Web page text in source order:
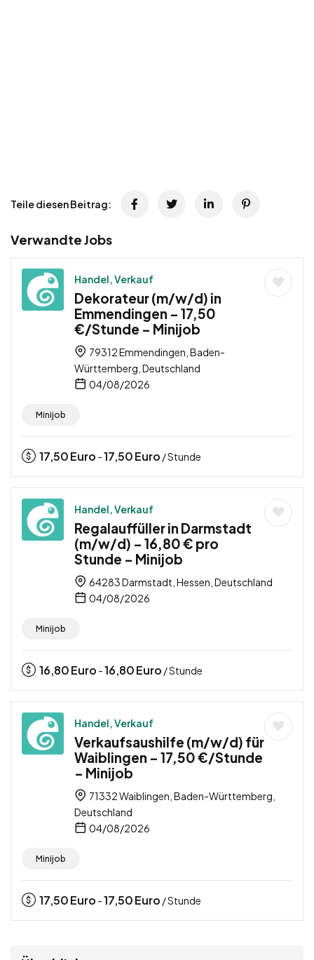
Teile diesen Beitrag:
Verwandte Jobs
Handel, Verkauf
Dekorateur (m/w/d) in
Emmendingen – 17,50
€/Stunde – Minijob
79312 Emmendingen, Baden-
Württemberg, Deutschland
04/08/2026
Minijob
17,50Euro -17,50Euro / Stunde
Handel, Verkauf
Regalauffüller in Darmstadt
(m/w/d) – 16,80 € pro
Stunde – Minijob
64283 Darmstadt, Hessen, Deutschland
04/08/2026
Minijob
16,80Euro -16,80Euro / Stunde
Handel, Verkauf
Verkaufsaushilfe (m/w/d) für
Waiblingen – 17,50 €/Stunde
– Minijob
71332 Waiblingen, Baden-Württemberg,
Deutschland
04/08/2026
Minijob
17,50Euro -17,50Euro / Stunde